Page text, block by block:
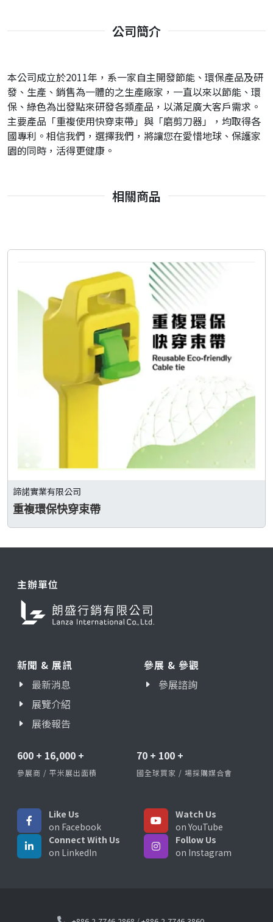
公司簡介
本公司成立於2011年，系一家自主開發節能、環保產品及研
發、生產、銷售為一體的之生產廠家，一直以來以節能、環
保、綠色為出發點來研發各類產品，以滿足廣大客戶需求。
主要產品「重複使用快穿束帶」與「磨剪刀器」，均取得各
國專利。相信我們，選擇我們，將讓您在愛惜地球、保護家
園的同時，活得更健康。
相關商品
諦諾實業有限公司
重複環保快穿束帶
主辦單位
新聞 & 展訊
最新消息
展覽介紹
展後報告
參展 & 參觀
參展諮詢
600 + 16,000 +
參展商 / 平米展出面積
70 + 100 +
國全球買家 / 場採購媒合會
Like Us
on Facebook
Watch Us
on YouTube
Connect With Us
on LinkedIn
Follow Us
on Instagram